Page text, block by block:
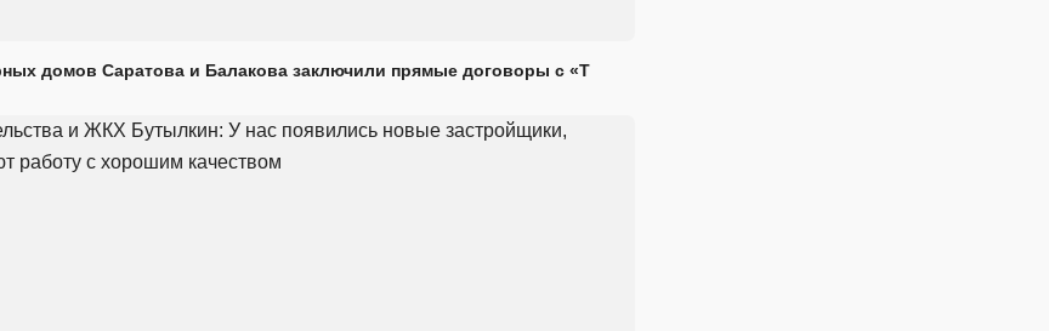
домов Саратова и Балакова заключили прямые договоры с «Т